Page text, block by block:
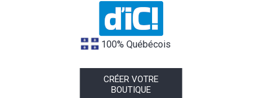
100% Québécois
CRÉER VOTRE
BOUTIQUE